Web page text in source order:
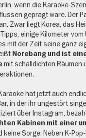
wenn die Karaoke-
geprägt wäre. Der
Zwar liegt Korea, das
einige Kilometer vom
mit der Zeit seine ganz
Norebang und ist
mit schalldichten Räumen
hat jetzt auch
in der ihr ungestört
über Instagram,
Kabinen mit einer
keine Sorge: Neben K-